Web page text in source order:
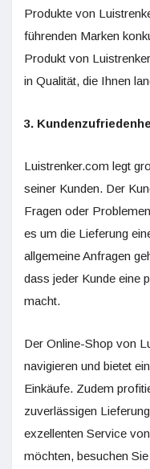
Produkte von
führenden Marken
Produkt von
in Qualität, die Ihnen
3.
Luistrenker.com legt
seiner Kunden. Der
Fragen oder
es um die Lieferung
allgemeine Anfragen
dass jeder Kunde eine
macht.
Der Online-Shop von
navigieren und bietet
Einkäufe. Zudem
zuverlässigen
exzellenten Service
möchten, besuchen Sie